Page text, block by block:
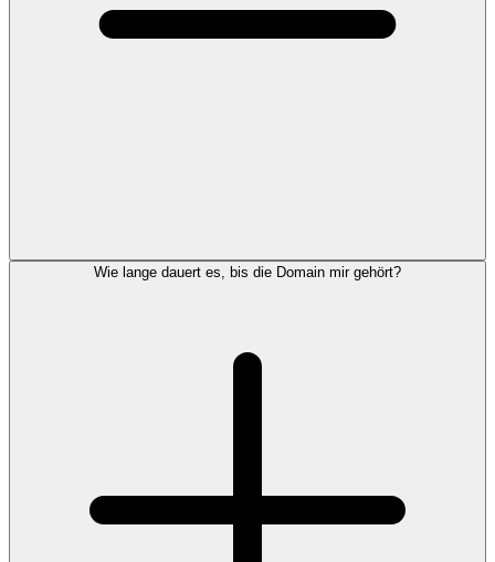
Wie lange dauert es, bis die Domain mir gehört?